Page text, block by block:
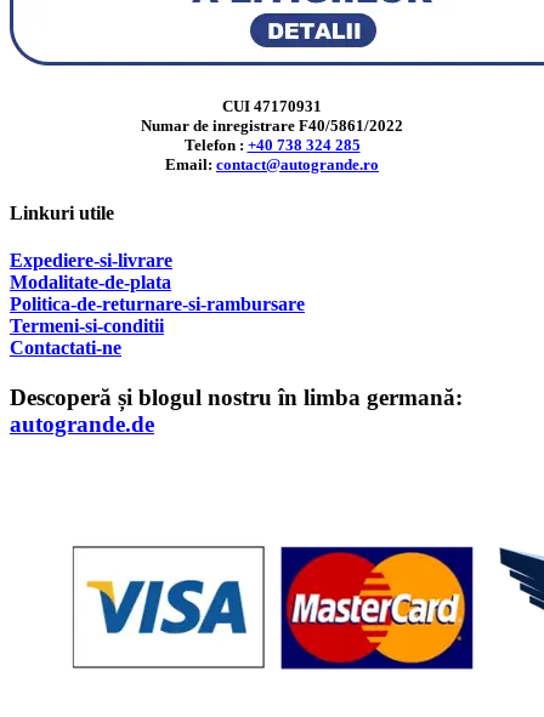
CUI 47170931
Numar de inregistrare F40/5861/2022
Telefon : +40 738 324 285
Email: contact@autogrande.ro
Linkuri utile
Expediere-si-livrare
Modalitate-de-plata
Politica-de-returnare-si-rambursare
Termeni-si-conditii
Contactati-ne
Descoperă și blogul nostru în limba germană:
autogrande.de